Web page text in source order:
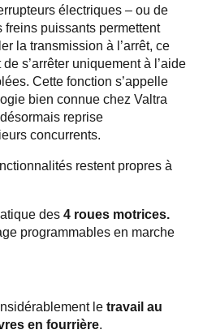
électriques – ou de
puissants permettent
la transmission à l’arrêt, ce
s’arrêter uniquement à l’aide
Cette fonction s’appelle
bien connue chez Valtra
reprise
concurrents.
restent propres à
des 4 roues motrices.
programmables en marche
le travail au
en fourrière.